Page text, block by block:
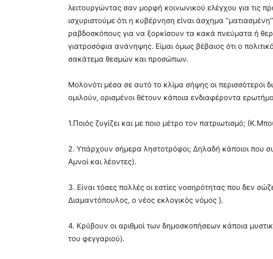
λειτουργώντας σαν μορφή κοινωνικού ελέγχου για τις
ισχυριστούμε ότι η κυβέρνηση είναι άσχημα
ραβδοσκόπους για να ξορκίσουν τα κακά πνεύματα ή
γιατροσόφια ανάνηψης. Είμαι όμως βέβαιος ότι ο
σακάτεμα θεσμών και προσώπων.
Μολονότι μέσα σε αυτό το κλίμα σήψης οι περισσότεροι
ομιλούν, ορισμένοι θέτουν κάποια ενδιαφέροντα
1.Ποιός ζυγίζει και με ποιο μέτρο τον πατριωτισμό;
2. Υπάρχουν σήμερα ληστοτρόφοι; Δηλαδή κάποιοι που
Αμνοί και λέοντες).
3. Είναι τόσες πολλές οι εστίες νοσηρότητας που δεν
Διαμαντόπουλος, ο νέος εκλογικός νόμος }.
4. Κρύβουν οι αριθμοί των δημοσκοπήσεων κάποια
του φεγγαριού).